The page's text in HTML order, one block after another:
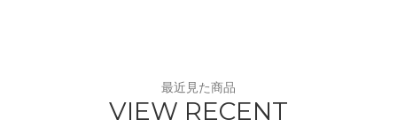
最近見た商品
VIEW RECENT